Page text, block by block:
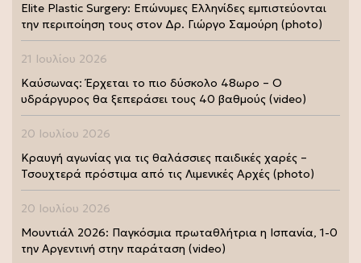
Elite Plastic Surgery: Επώνυμες Ελληνίδες εμπιστεύονται
την περιποίηση τους στον Δρ. Γιώργο Σαμούρη (photo)
21 Ιουλίου 2026
Καύσωνας: Έρχεται το πιο δύσκολο 48ωρο – Ο
υδράργυρος θα ξεπεράσει τους 40 βαθμούς (video)
20 Ιουλίου 2026
Κραυγή αγωνίας για τις θαλάσσιες παιδικές χαρές –
Τσουχτερά πρόστιμα από τις Λιμενικές Αρχές (photo)
20 Ιουλίου 2026
Μουντιάλ 2026: Παγκόσμια πρωταθλήτρια η Ισπανία, 1-0
την Αργεντινή στην παράταση (video)